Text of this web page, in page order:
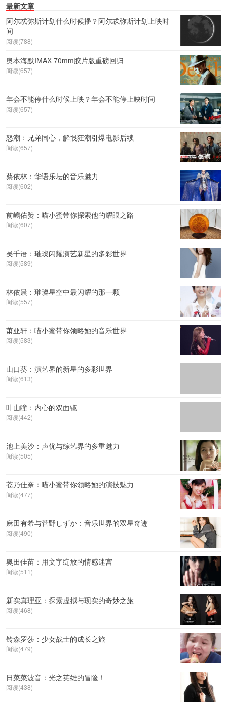
最新文章
阿尔忒弥斯计划什么时候播？阿尔忒弥斯计划上映时
间
阅读(788)
奥本海默IMAX 70mm胶片版重磅回归
阅读(657)
年会不能停什么时候上映？年会不能停上映时间
阅读(657)
怒潮：兄弟同心，解恨狂潮引爆电影后续
阅读(657)
蔡依林：华语乐坛的音乐魅力
阅读(602)
前嶋佑赞：喵小蜜带你探索他的耀眼之路
阅读(607)
吴千语：璀璨闪耀演艺新星的多彩世界
阅读(589)
林依晨：璀璨星空中最闪耀的那一颗
阅读(557)
萧亚轩：喵小蜜带你领略她的音乐世界
阅读(583)
山口葵：演艺界的新星的多彩世界
阅读(613)
叶山瞳：内心的双面镜
阅读(442)
池上美沙：声优与综艺界的多重魅力
阅读(505)
苍乃佳奈：喵小蜜带你领略她的演技魅力
阅读(477)
麻田有希与菅野しずか：音乐世界的双星奇迹
阅读(490)
奥田佳苗：用文字绽放的情感迷宫
阅读(511)
新实真理亚：探索虚拟与现实的奇妙之旅
阅读(468)
铃森罗莎：少女战士的成长之旅
阅读(479)
日菜菜波音：光之英雄的冒险！
阅读(438)